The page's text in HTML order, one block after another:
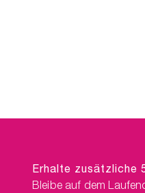
Erhalte zusätzliche
Bleibe auf dem